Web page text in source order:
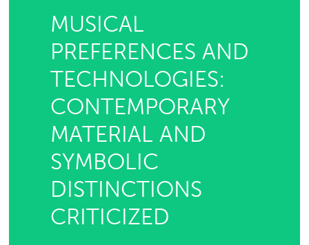
MUSICAL
PREFERENCES AND
TECHNOLOGIES:
CONTEMPORARY
MATERIAL AND
SYMBOLIC
DISTINCTIONS
CRITICIZED